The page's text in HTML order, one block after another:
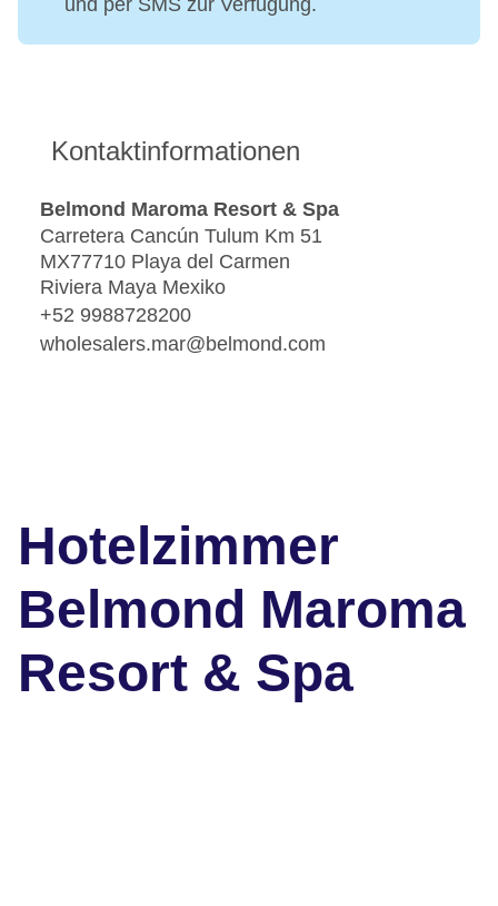
und per SMS zur Verfügung.
Kontaktinformationen
Belmond Maroma Resort & Spa
Carretera Cancún Tulum Km 51
MX77710 Playa del Carmen
Riviera Maya Mexiko
+52 9988728200
wholesalers.mar@belmond.com
Hotelzimmer
Belmond Maroma
Resort & Spa